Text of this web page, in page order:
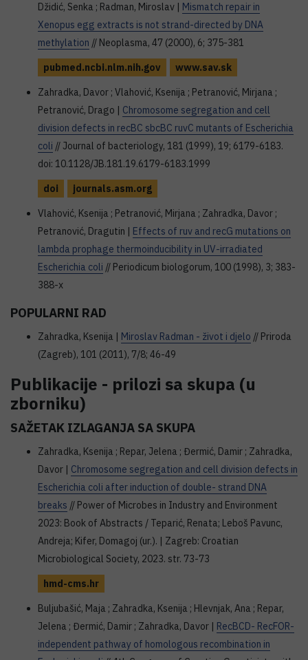
Džidić, Senka ; Radman, Miroslav | Mismatch repair in
Xenopus egg extracts is not strand-directed by DNA
methylation // Neoplasma, 47 (2000), 6; 375-381
pubmed.ncbi.nlm.nih.gov
www.sav.sk
Zahradka, Davor ; Vlahović, Ksenija ; Petranović, Mirjana ;
Petranović, Drago | Chromosome segregation and cell
division defects in recBC sbcBC ruvC mutants of Escherichia
coli // Journal of bacteriology, 181 (1999), 19; 6179-6183.
doi: 10.1128/JB.181.19.6179-6183.1999
doi
journals.asm.org
Vlahović, Ksenija ; Petranović, Mirjana ; Zahradka, Davor ;
Petranović, Dragutin | Effects of ruv and recG mutations on
lambda prophage thermoinducibility in UV-irradiated
Escherichia coli // Periodicum biologorum, 100 (1998), 3; 383-
388-x
POPULARNI RAD
Zahradka, Ksenija | Miroslav Radman - život i djelo // Priroda
(Zagreb), 101 (2011), 7/8; 46-49
Publikacije - prilozi sa skupa (u
zborniku)
SAŽETAK IZLAGANJA SA SKUPA
Zahradka, Ksenija ; Repar, Jelena ; Đermić, Damir ; Zahradka,
Davor | Chromosome segregation and cell division defects in
Escherichia coli after induction of double- strand DNA
breaks // Power of Microbes in Industry and Environment
2023: Book of Abstracts / Teparić, Renata; Leboš Pavunc,
Andreja; Kifer, Domagoj (ur.). | Zagreb: Croatian
Microbiological Society, 2023. str. 73-73
hmd-cms.hr
Buljubašić, Maja ; Zahradka, Ksenija ; Hlevnjak, Ana ; Repar,
Jelena ; Đermić, Damir ; Zahradka, Davor | RecBCD- RecFOR-
independent pathway of homologous recombination in